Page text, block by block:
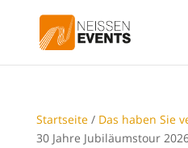
Startseite / Das haben Sie
30 Jahre Jubiläumstour